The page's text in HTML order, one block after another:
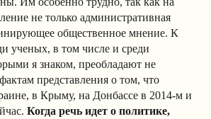
не только административная
общественное мнение. К
ученых, в том числе и среди
я знаком, преобладают не
представления о том, что
в Крыму, на Донбассе в 2014-м и
Когда речь идет о политике,